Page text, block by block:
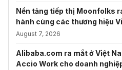
Nền tảng tiếp thị Moonfolks
hành cùng các thương hiệu
August 7, 2026
Alibaba.com ra mắt ở Việt
Accio Work cho doanh